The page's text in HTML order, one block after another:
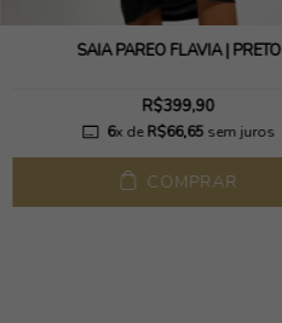
SAIA PAREO FLAVIA | PRETO
R$399,90
6x deR$66,65 sem juros
COMPRAR